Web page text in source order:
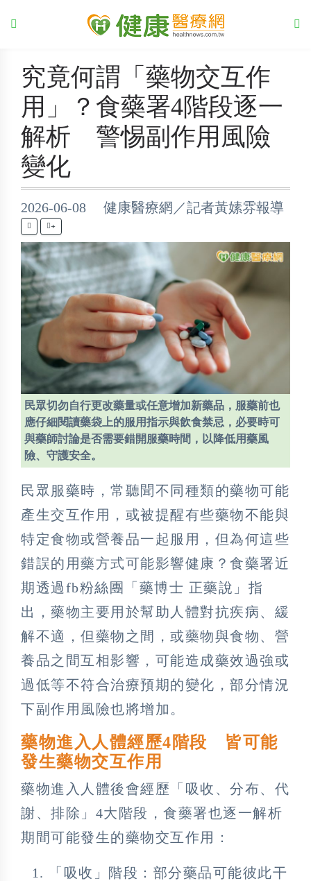
究竟何謂「藥物交互作
用」？食藥署4階段逐一
解析 警惕副作用風險
變化
2026-06-08 健康醫療網／記者黃嫊雰報導
+
民眾切勿自行更改藥量或任意增加新藥品，服藥前也
應仔細閱讀藥袋上的服用指示與飲食禁忌，必要時可
與藥師討論是否需要錯開服藥時間，以降低用藥風
險、守護安全。
民眾服藥時，常聽聞不同種類的藥物可能
產生交互作用，或被提醒有些藥物不能與
特定食物或營養品一起服用，但為何這些
錯誤的用藥方式可能影響健康？食藥署近
期透過fb粉絲團「藥博士 正藥說」指
出，藥物主要用於幫助人體對抗疾病、緩
解不適，但藥物之間，或藥物與食物、營
養品之間互相影響，可能造成藥效過強或
過低等不符合治療預期的變化，部分情況
下副作用風險也將增加。
藥物進入人體經歷4階段 皆可能
發生藥物交互作用
藥物進入人體後會經歷「吸收、分布、代
謝、排除」4大階段，食藥署也逐一解析
期間可能發生的藥物交互作用：
「吸收」階段：部分藥品可能彼此干